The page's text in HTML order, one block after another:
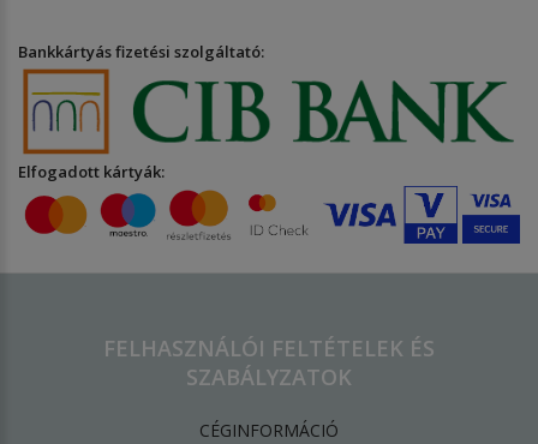
Bankkártyás fizetési szolgáltató:
Elfogadott kártyák:
FELHASZNÁLÓI FELTÉTELEK ÉS
SZABÁLYZATOK
CÉGINFORMÁCIÓ